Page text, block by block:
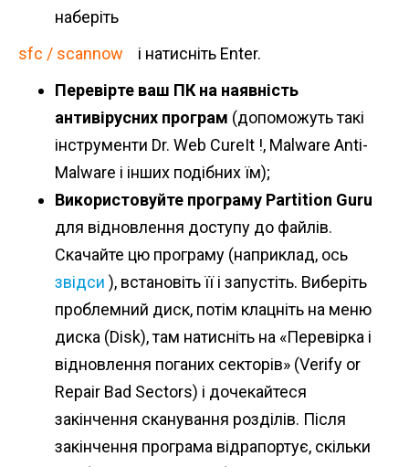
наберіть
sfc / scannow
і натисніть Enter.
Перевірте ваш ПК на наявність
антивірусних програм (допоможуть такі
інструменти Dr. Web CureIt !, Malware Anti-
Malware і інших подібних їм);
Використовуйте програму Partition Guru
для відновлення доступу до файлів.
Скачайте цю програму (наприклад, ось
звідси ), встановіть її і запустіть. Виберіть
проблемний диск, потім клацніть на меню
диска (Disk), там натисніть на «Перевірка і
відновлення поганих секторів» (Verify or
Repair Bad Sectors) і дочекайтеся
закінчення сканування розділів. Після
закінчення програма відрапортує, скільки